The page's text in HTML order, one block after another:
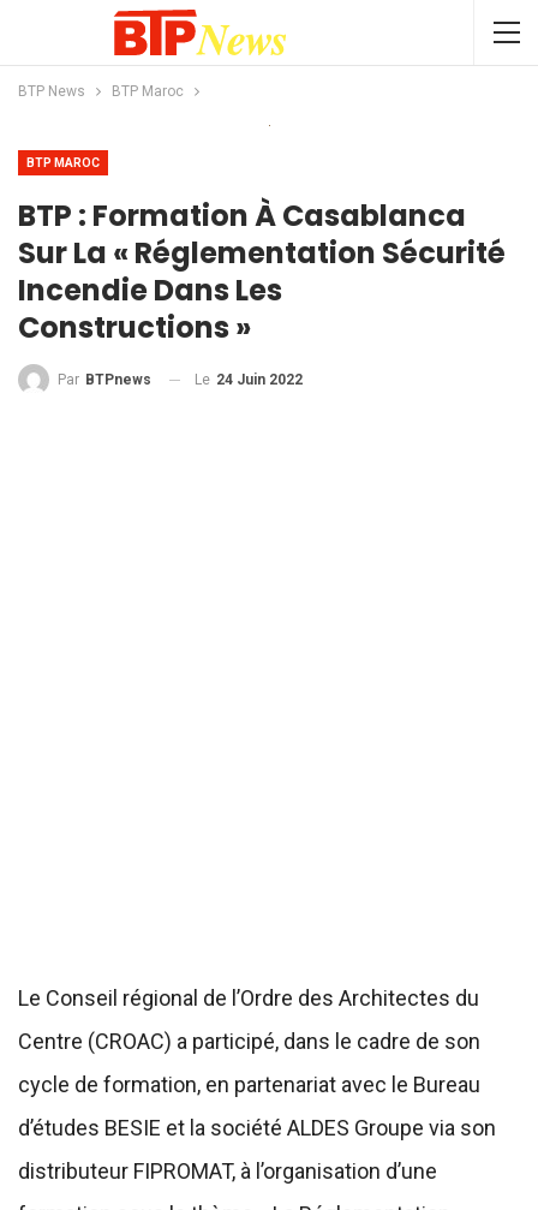
BTP News BTP Maroc
BTP MAROC
BTP : Formation À Casablanca
Sur La « Réglementation Sécurité
Incendie Dans Les
Constructions »
Par BTPnews Le 24 Juin 2022
Le Conseil régional de l’Ordre des Architectes du
Centre (CROAC) a participé, dans le cadre de son
cycle de formation, en partenariat avec le Bureau
d’études BESIE et la société ALDES Groupe via son
distributeur FIPROMAT, à l’organisation d’une